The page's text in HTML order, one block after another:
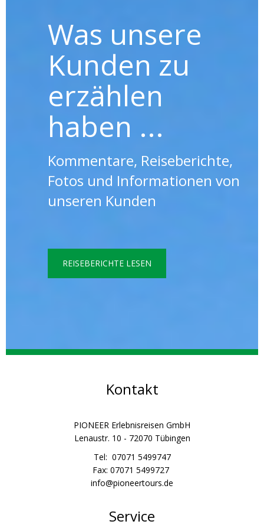
Was unsere
Kunden zu
erzählen
haben ...
Kommentare, Reiseberichte,
Fotos und Informationen von
unseren Kunden
REISEBERICHTE LESEN
Kontakt
PIONEER Erlebnisreisen GmbH
Lenaustr. 10 - 72070 Tübingen
Tel: 07071 5499747
Fax: 07071 5499727
info@pioneertours.de
Service